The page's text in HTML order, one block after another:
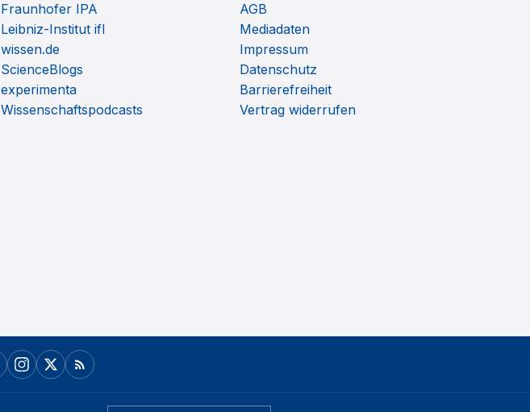
Fraunhofer IPA
Leibniz-Institut ifl
wissen.de
ScienceBlogs
experimenta
Wissenschaftspodcasts
AGB
Mediadaten
Impressum
Datenschutz
Barrierefreiheit
Vertrag widerrufen